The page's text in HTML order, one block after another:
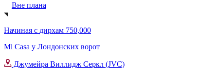
Вне плана
Начиная с дирхам 750,000
Mi Casa у Лондонских ворот
Джумейра Виллидж Серкл (JVC)